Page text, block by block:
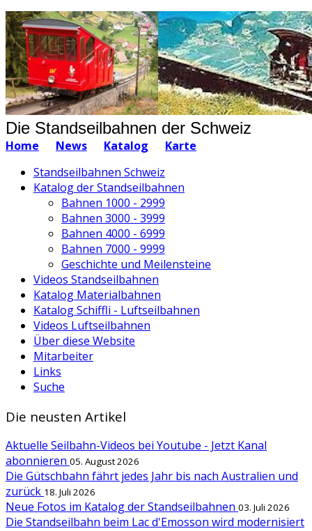
Die Standseilbahnen der Schweiz
Home News Katalog
Karte
Standseilbahnen Schweiz
Katalog der Standseilbahnen
Bahnen 1000 - 2999
Bahnen 3000 - 3999
Bahnen 4000 - 6999
Bahnen 7000 - 9999
Geschichte und Meilensteine
Videos Standseilbahnen
Katalog Materialbahnen
Katalog Schiffli - Luftseilbahnen
Videos Luftseilbahnen
Über diese Website
Mitarbeiter
Links
Suche
Die neusten Artikel
Aktuelle Seilbahn-Videos bei Youtube - Jetzt Kanal
abonnieren 05. August 2026
Die Gütschbahn fährt jedes Jahr bis nach Australien und
zurück 18. Juli 2026
Neue Fotos im Katalog der Standseilbahnen 03. Juli 2026
Die Standseilbahn beim Lac d'Emosson wird modernisiert